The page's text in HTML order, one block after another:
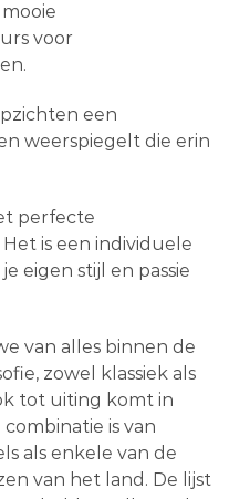
voor
een
weerspiegelt die erin
perfecte
is een individuele
eigen stijl en passie
van alles binnen de
zowel klassiek als
tot uiting komt in
is van
als enkele van de
van het land. De lijst